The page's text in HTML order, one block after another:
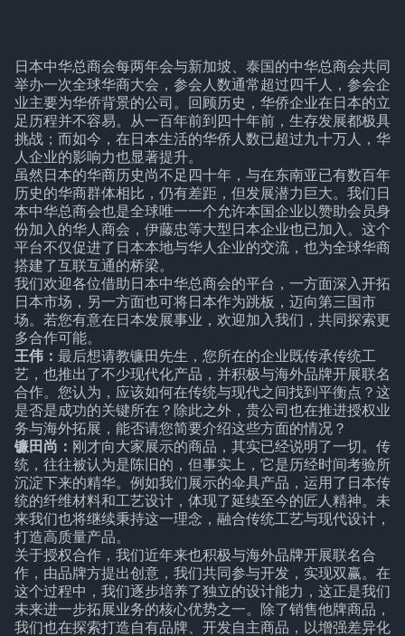
日本中华总商会每两年会与新加坡、泰国的中华总商会共同
举办一次全球华商大会，参会人数通常超过四千人，参会企
业主要为华侨背景的公司。回顾历史，华侨企业在日本的立
足历程并不容易。从一百年前到四十年前，生存发展都极具
挑战；而如今，在日本生活的华侨人数已超过九十万人，华
人企业的影响力也显著提升。
虽然日本的华商历史尚不足四十年，与在东南亚已有数百年
历史的华商群体相比，仍有差距，但发展潜力巨大。我们日
本中华总商会也是全球唯一一个允许本国企业以赞助会员身
份加入的华人商会，伊藤忠等大型日本企业也已加入。这个
平台不仅促进了日本本地与华人企业的交流，也为全球华商
搭建了互联互通的桥梁。
我们欢迎各位借助日本中华总商会的平台，一方面深入开拓
日本市场，另一方面也可将日本作为跳板，迈向第三国市
场。若您有意在日本发展事业，欢迎加入我们，共同探索更
多合作可能。
王伟： 最后想请教镰田先生，您所在的企业既传承传统工
艺，也推出了不少现代化产品，并积极与海外品牌开展联名
合作。您认为，应该如何在传统与现代之间找到平衡点？这
是否是成功的关键所在？除此之外，贵公司也在推进授权业
务与海外拓展，能否请您简要介绍这些方面的情况？
镰田尚： 刚才向大家展示的商品，其实已经说明了一切。传
统，往往被认为是陈旧的，但事实上，它是历经时间考验所
沉淀下来的精华。例如我们展示的伞具产品，运用了日本传
统的纤维材料和工艺设计，体现了延续至今的匠人精神。未
来我们也将继续秉持这一理念，融合传统工艺与现代设计，
打造高质量产品。
关于授权合作，我们近年来也积极与海外品牌开展联名合
作，由品牌方提出创意，我们共同参与开发，实现双赢。在
这个过程中，我们逐步培养了独立的设计能力，这正是我们
未来进一步拓展业务的核心优势之一。除了销售他牌商品，
我们也在探索打造自有品牌、开发自主商品，以增强差异化